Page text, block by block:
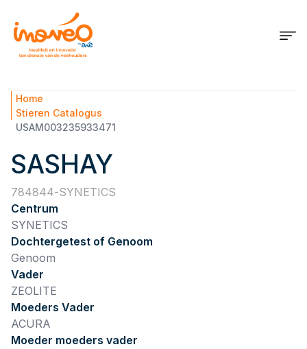
Home
Stieren Catalogus
USAM003235933471
SASHAY
784844 SYNETICS
Centrum
SYNETICS
Dochtergetest of Genoom
Genoom
Vader
ZEOLITE
Moeders Vader
ACURA
Moeder moeders vader